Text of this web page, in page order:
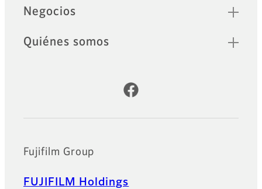
Negocios
Quiénes somos
Cuentas oficiales de redes sociales
Fujifilm Group
FUJIFILM Holdings